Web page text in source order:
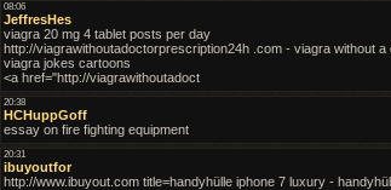
08:06
JeffresHes
viagra 20 mg 4 tablet posts per day
http://viagrawithoutadoctorprescription24h .com - viagra without
viagra jokes cartoons
<a href="http://viagrawithoutadoct
20:38
HCHuppGoff
essay on fire fighting equipment
20:31
ibuyoutfor
http://www.ibuyout.com title=handyhülle iphone 7 luxury -